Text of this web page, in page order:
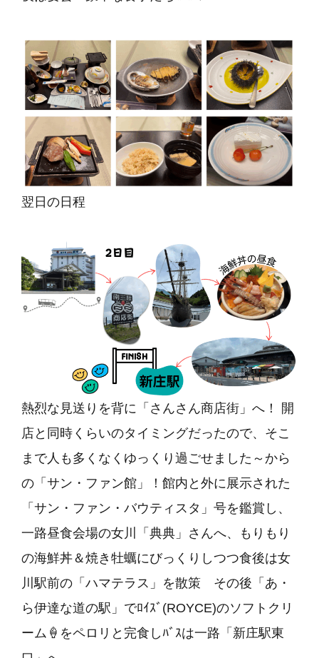
翌日の日程
熱烈な見送りを背に 「さんさん商店街」 へ！ 開
店と同時くらいのタイミングだったので、そこ
まで人も多くなくゆっくり過ごせました～から
の「サン・ファン館」
！館内と外に展示された
「サン・ファン・バウティスタ」号を鑑賞し、
一路昼食会場の女川
「典典」 さんへ、もりもり
の海鮮丼＆焼き牡蠣にびっくりしつつ食後は女
川駅前の「ハマテラス」 を散策 その後 「あ・
ら伊達な道の駅」 でﾛｲｽﾞ(ROYCE)のソフトクリ
ーム🍦をペロリと完食しﾊﾞｽは一路 「新庄駅東